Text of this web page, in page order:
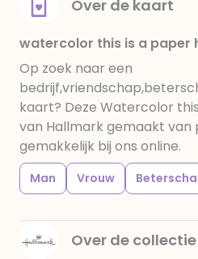
Over de kaart
watercolor this is a paper
Op zoek naar een
kaart? Deze Watercolor
van Hallmark gemaakt van
gemakkelijk bij ons online.
Man Vrouw
Over de collectie